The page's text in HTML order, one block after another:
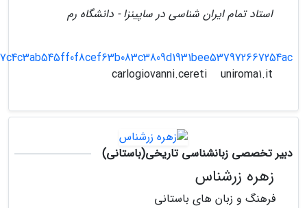
استاد تمام ایران شناسی در ساپینزا - دانشگاه رم
uniroma1.it
دبیر تخصصی زبانشناسی تاریخی(باستانی)
زهره زرشناس
فرهنگ و زبان های باستانی